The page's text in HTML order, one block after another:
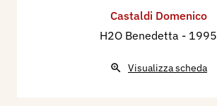
Castaldi Domenico
H2O Benedetta - 1995
Visualizza scheda